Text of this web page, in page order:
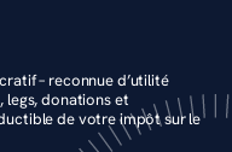
– reconnue d’utilité
legs, donations et
de votre impôt sur le